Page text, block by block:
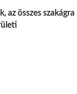
az összes szakágra